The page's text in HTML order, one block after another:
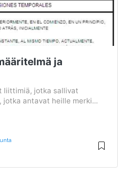
ja
liittimiä, jotka sallivat
antavat heille merki...